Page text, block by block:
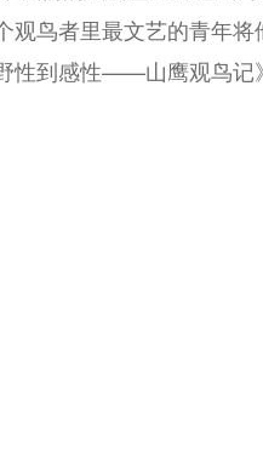
观鸟者里最文艺的青年将
性到感性——山鹰观鸟记